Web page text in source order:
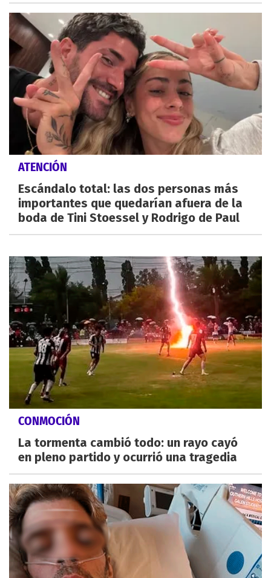
ATENCIÓN
Escándalo total: las dos personas más
importantes que quedarían afuera de la
boda de Tini Stoessel y Rodrigo de Paul
CONMOCIÓN
La tormenta cambió todo: un rayo cayó
en pleno partido y ocurrió una tragedia